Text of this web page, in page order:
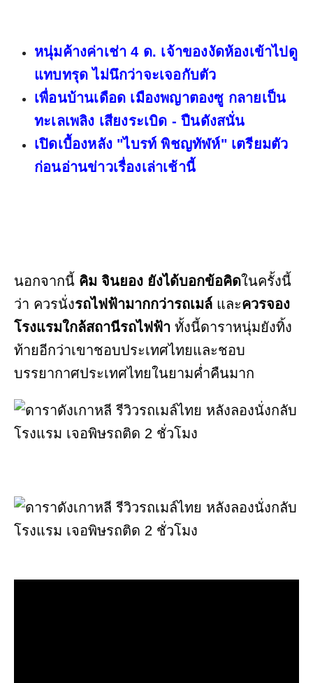
หนุ่มค้างค่าเช่า 4 ด. เจ้าของงัดห้องเข้าไปดู
แทบทรุด ไม่นึกว่าจะเจอกับตัว
เพื่อนบ้านเดือด เมืองพญาตองซู กลายเป็น
ทะเลเพลิง เสียงระเบิด - ปืนดังสนั่น
เปิดเบื้องหลัง "ไบรท์ พิชญทัฬห์" เตรียมตัว
ก่อนอ่านข่าวเรื่องเล่าเช้านี้
นอกจากนี้ คิม จินยอง ยังได้บอกข้อคิดในครั้งนี้
ว่า ควรนั่งรถไฟฟ้ามากกว่ารถเมล์ และควรจอง
โรงแรมใกล้สถานีรถไฟฟ้า ทั้งนี้ดาราหนุ่มยังทิ้ง
ท้ายอีกว่าเขาชอบประเทศไทยและชอบ
บรรยากาศประเทศไทยในยามค่ำคืนมาก